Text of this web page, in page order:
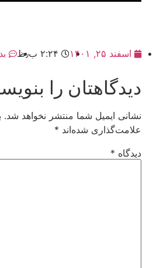
اسفند ۲۵, ۱۴۰۱ ۲:۲۴ ب٫ظ
دیدگاهتان را
نشانی ایمیل شما منتشر نخواهد شد.
علامت‌گذاری شده‌اند *
دیدگاه *